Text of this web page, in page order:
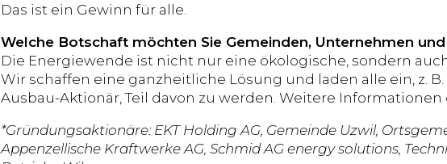
Das ist ein Gewinn für alle.
Welche Botschaft möchten Sie Gemeinden, Unternehmen
Die Energiewende ist nicht nur eine ökologische, sondern
Wir schaffen eine ganzheitliche Lösung und laden alle ein, z.
Ausbau-Aktionär, Teil davon zu werden. Weitere Informationen
*Gründungsaktionäre: EKT Holding AG, Gemeinde Uzwil,
Appenzellische Kraftwerke AG, Schmid AG energy solutions,